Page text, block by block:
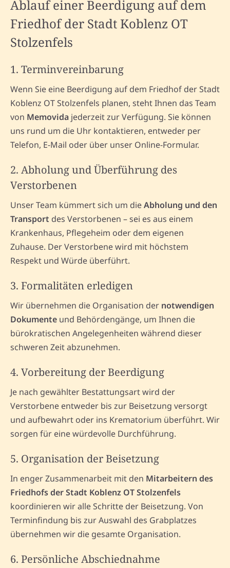
Ablauf einer Beerdigung auf dem
Friedhof der Stadt Koblenz OT
Stolzenfels
1. Terminvereinbarung
Wenn Sie eine Beerdigung auf dem Friedhof der Stadt
Koblenz OT Stolzenfels planen, steht Ihnen das Team
von Memovida jederzeit zur Verfügung. Sie können
uns rund um die Uhr kontaktieren, entweder per
Telefon, E-Mail oder über unser Online-Formular.
2. Abholung und Überführung des
Verstorbenen
Unser Team kümmert sich um dieAbholung und den
Transport des Verstorbenen – sei es aus einem
Krankenhaus, Pflegeheim oder dem eigenen
Zuhause. Der Verstorbene wird mit höchstem
Respekt und Würde überführt.
3. Formalitäten erledigen
Wir übernehmen die Organisation der notwendigen
Dokumente und Behördengänge, um Ihnen die
bürokratischen Angelegenheiten während dieser
schweren Zeit abzunehmen.
4. Vorbereitung der Beerdigung
Je nach gewählter Bestattungsart wird der
Verstorbene entweder bis zur Beisetzung versorgt
und aufbewahrt oder ins Krematorium überführt. Wir
sorgen für eine würdevolle Durchführung.
5. Organisation der Beisetzung
In enger Zusammenarbeit mit den Mitarbeitern des
Friedhofs der Stadt Koblenz OT Stolzenfels
koordinieren wir alle Schritte der Beisetzung. Von
Terminfindung bis zur Auswahl des Grabplatzes
übernehmen wir die gesamte Organisation.
6. Persönliche Abschiednahme